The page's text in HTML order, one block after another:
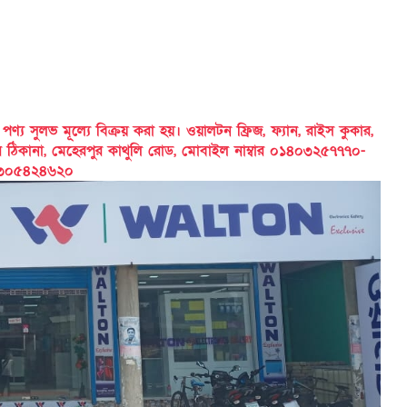
সুলভ মূল্যে বিক্রয় করা হয়। ওয়ালটন ফ্রিজ, ফ্যান, রাইস কুকার,
মেহেরপুর কাথুলি রোড, মোবাইল নাম্বার ০১৪০৩২৫৭৭৭০-